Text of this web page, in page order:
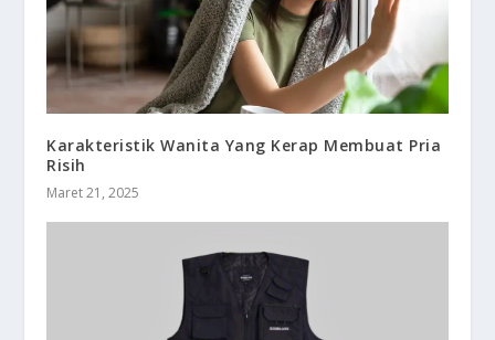
Karakteristik Wanita Yang Kerap Membuat Pria
Risih
Maret 21, 2025